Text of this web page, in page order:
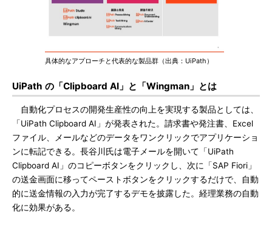
具体的なアプローチと代表的な製品群（出典：UiPath）
UiPath の「Clipboard AI」と「Wingman」とは
自動化プロセスの開発生産性の向上を実現する製品としては、
「UiPath Clipboard AI」が発表された。請求書や発注書、Excel
ファイル、メールなどのデータをワンクリックでアプリケーショ
ンに転記できる。長谷川氏は電子メールを開いて「UiPath
Clipboard AI」のコピーボタンをクリックし、次に「SAP Fiori」
の送金画面に移ってペーストボタンをクリックするだけで、自動
的に送金情報の入力が完了するデモを披露した。経理業務の自動
化に効果がある。